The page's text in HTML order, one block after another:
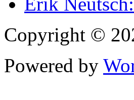
Copyright ©
Powered by